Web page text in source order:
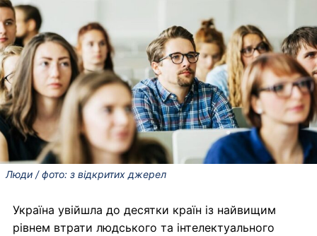
Люди / фото: з відкритих джерел
Україна увійшла до десятки країн із найвищим
рівнем втрати людського та інтелектуального